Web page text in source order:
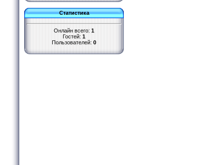
Статистика
Онлайн всего: 1
Гостей: 1
Пользователей: 0